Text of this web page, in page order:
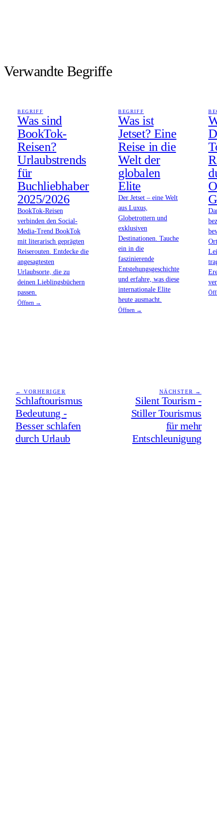
Verwandte Begriffe
BEGRIFF
Was sind
BookTok-
Reisen?
Urlaubstrends
für
Buchliebhaber
2025/2026
BookTok-Reisen
verbinden den Social-
Media-Trend BookTok
mit literarisch geprägten
Reiserouten. Entdecke die
angesagtesten
Urlaubsorte, die zu
deinen Lieblingsbüchern
passen.
Öffnen →
BEGRIFF
Was ist
Jetset? Eine
Reise in die
Welt der
globalen
Elite
Der Jetset – eine Welt
aus Luxus,
Globetrottern und
exklusiven
Destinationen. Tauche
ein in die
faszinierende
Entstehungsgeschichte
und erfahre, was diese
internationale Elite
heute ausmacht.
Öffnen →
← VORHERIGER
Schlaftourismus
Bedeutung -
Besser schlafen
durch Urlaub
NÄCHSTER →
Silent Tourism -
Stiller Tourismus
für mehr
Entschleunigung